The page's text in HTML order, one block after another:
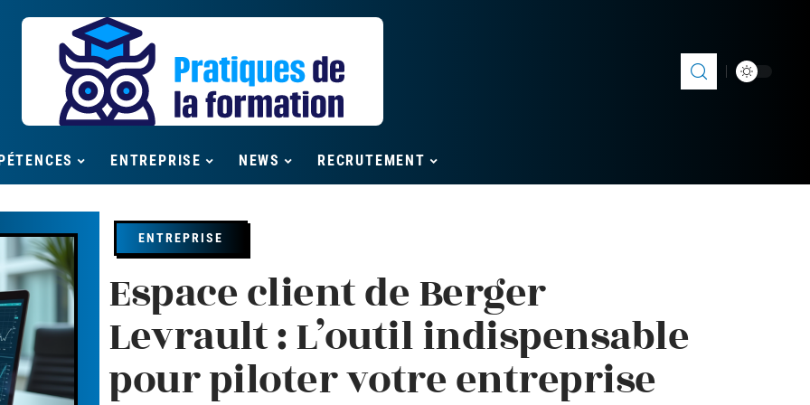
ENTREPRISE NEWS RECRUTEMENT
ENTREPRISE
Espace client de Berger
Levrault : L’outil indispensable
pour piloter votre entreprise